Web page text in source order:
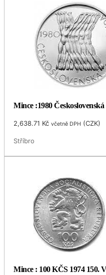
Mince :1980
2,638.71 Kč včetně DPH (CZK)
Stříbro
Mince : 100 KČS 1974